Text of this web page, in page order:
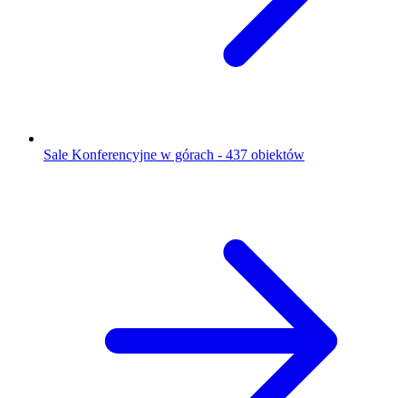
Sale Konferencyjne w górach - 437 obiektów